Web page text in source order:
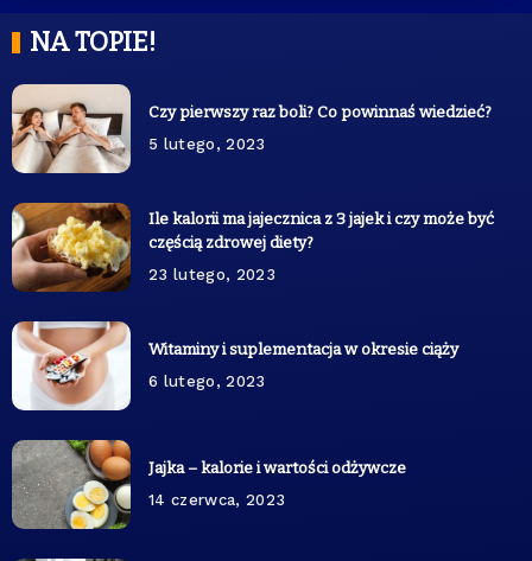
NA TOPIE!
Czy pierwszy raz boli? Co powinnaś wiedzieć?
5 lutego, 2023
Ile kalorii ma jajecznica z 3 jajek i czy może być
częścią zdrowej diety?
23 lutego, 2023
Witaminy i suplementacja w okresie ciąży
6 lutego, 2023
Jajka – kalorie i wartości odżywcze
14 czerwca, 2023